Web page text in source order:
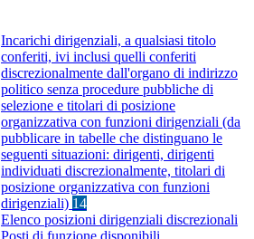
Incarichi dirigenziali, a qualsiasi titolo
conferiti, ivi inclusi quelli conferiti
discrezionalmente dall'organo di indirizzo
politico senza procedure pubbliche di
selezione e titolari di posizione
organizzativa con funzioni dirigenziali (da
pubblicare in tabelle che distinguano le
seguenti situazioni: dirigenti, dirigenti
individuati discrezionalmente, titolari di
posizione organizzativa con funzioni
dirigenziali) 14
Elenco posizioni dirigenziali discrezionali